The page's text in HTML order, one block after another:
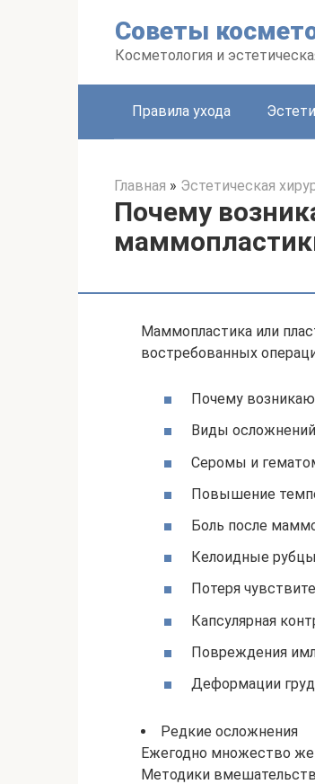
Советы
Косметология и
Правила ухода
Главная » Эстетическая
Почему
Маммопластика или
востребованных
Почему
Виды
Серомы и
Повышение
Боль после
Келоидные рубцы
Потеря
Капсулярная
Повреждения
Деформации
Редкие осложнения
Ежегодно множество
Методики